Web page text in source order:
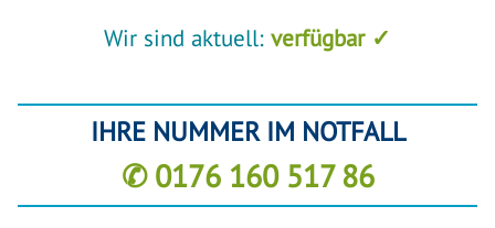
Wir sind aktuell: verfügbar ✓
IHRE NUMMER IM NOTFALL
✆ 0176 160 517 86